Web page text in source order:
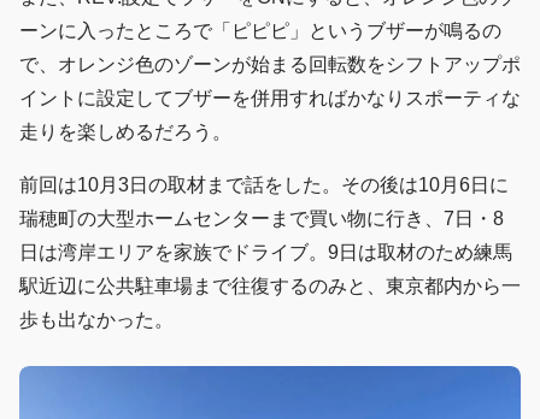
ーンに入ったところで「ピピピ」というブザーが鳴るの
で、オレンジ色のゾーンが始まる回転数をシフトアップポ
イントに設定してブザーを併用すればかなりスポーティな
走りを楽しめるだろう。
前回は10月3日の取材まで話をした。その後は10月6日に
瑞穂町の大型ホームセンターまで買い物に行き、7日・8
日は湾岸エリアを家族でドライブ。9日は取材のため練馬
駅近辺に公共駐車場まで往復するのみと、東京都内から一
歩も出なかった。